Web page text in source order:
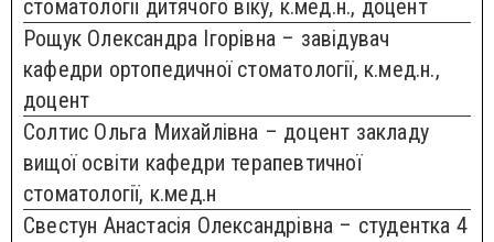
стоматології дитячого віку, к.мед.н., доцент
Рощук Олександра Ігорівна – завідувач
кафедри ортопедичної стоматології, к.мед.н.,
доцент
Солтис Ольга Михайлівна – доцент закладу
вищої освіти кафедри терапевтичної
стоматології, к.мед.н
Свестун Анастасія Олександрівна – студентка 4